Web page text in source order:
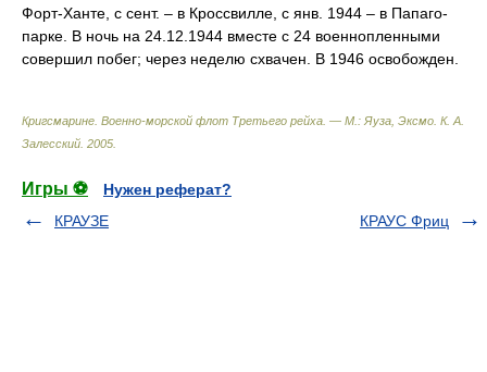
Форт-Ханте, с сент. – в Кроссвилле, с янв. 1944 – в Папаго-
парке. В ночь на 24.12.1944 вместе с 24 военнопленными
совершил побег; через неделю схвачен. В 1946 освобожден.
Кригсмарине. Военно-морской флот Третьего рейха. — М.: Яуза, Эксмо К. А.
Залесский 2005
Игры ⚽
Нужен реферат?
КРАУЗЕ
КРАУС Фриц